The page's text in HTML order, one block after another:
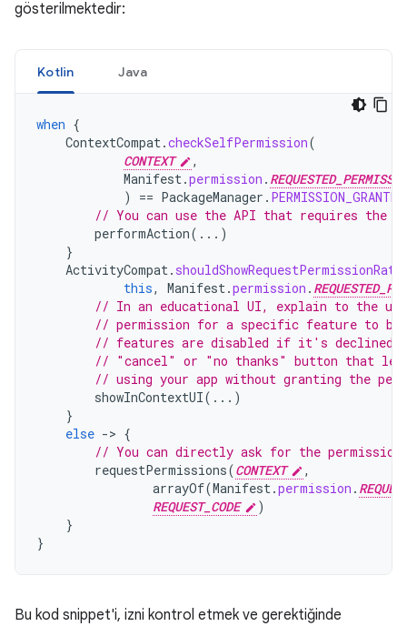
gösterilmektedir:
Kotlin Java
when {
ContextCompat.checkSelfPermission(
CONTEXT
,
Manifest.permission .
)
== PackageManager . PERMISSION_GRANTED
// You can use the API that requires the
performAction(...)
}
ActivityCompat.
this, Manifest.permission .
// In an educational UI, explain to the
// permission for a specific feature to
// features are disabled if it's
// "cancel" or "no thanks" button that
// using your app without granting the
showInContextUI(...)
}
else -> {
// You can directly ask for the
requestPermissions(CONTEXT
,
arrayOf(Manifest.permission .
REQUEST_CODE
)
}
}
Bu kod snippet'i, izni kontrol etmek ve gerektiğinde